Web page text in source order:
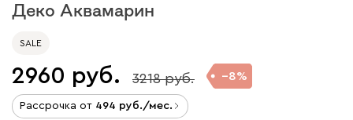
Деко Аквамарин
SALE
2960 3218 8
Рассрочка от 494 /мес.